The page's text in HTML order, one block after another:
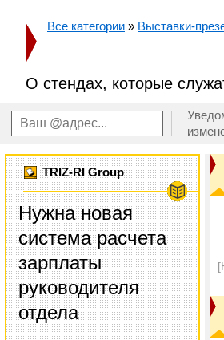
Все категории » Выставки-
О стендах, которые
TRIZ-RI Group
Нужна новая
система расчета
зарплаты
руководителя
отдела